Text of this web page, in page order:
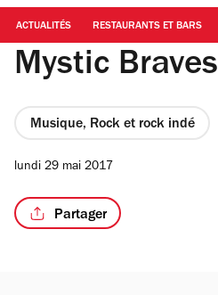
ACTUALITÉS RESTAURANTS ET BARS
Mystic Braves
Musique, Rock et rock indé
lundi 29 mai 2017
Partager